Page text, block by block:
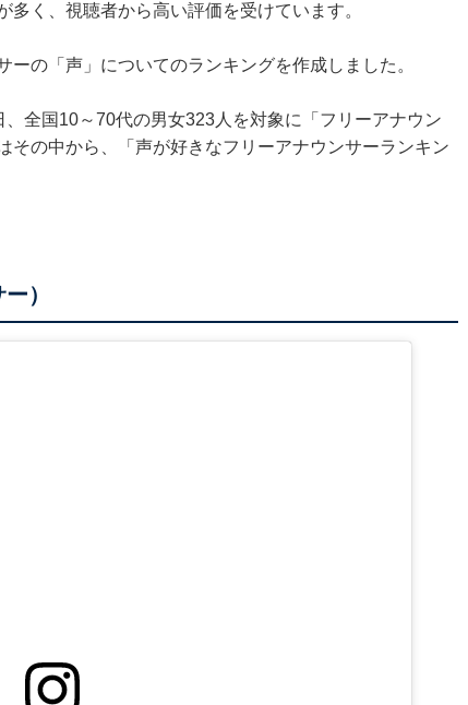
く、視聴者から高い評価を受けています。
の「声」についてのランキングを作成しました。
全国10～70代の男女323人を対象に「フリーアナウン
その中から、「声が好きなフリーアナウンサーランキン
）